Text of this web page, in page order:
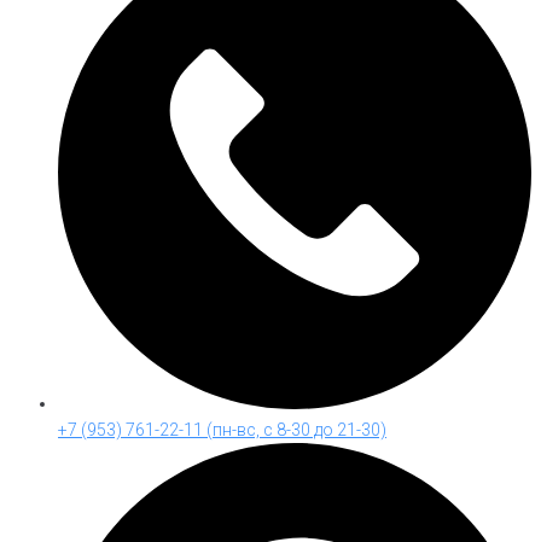
+7 (953) 761-22-11 (пн-вс, с 8-30 до 21-30)